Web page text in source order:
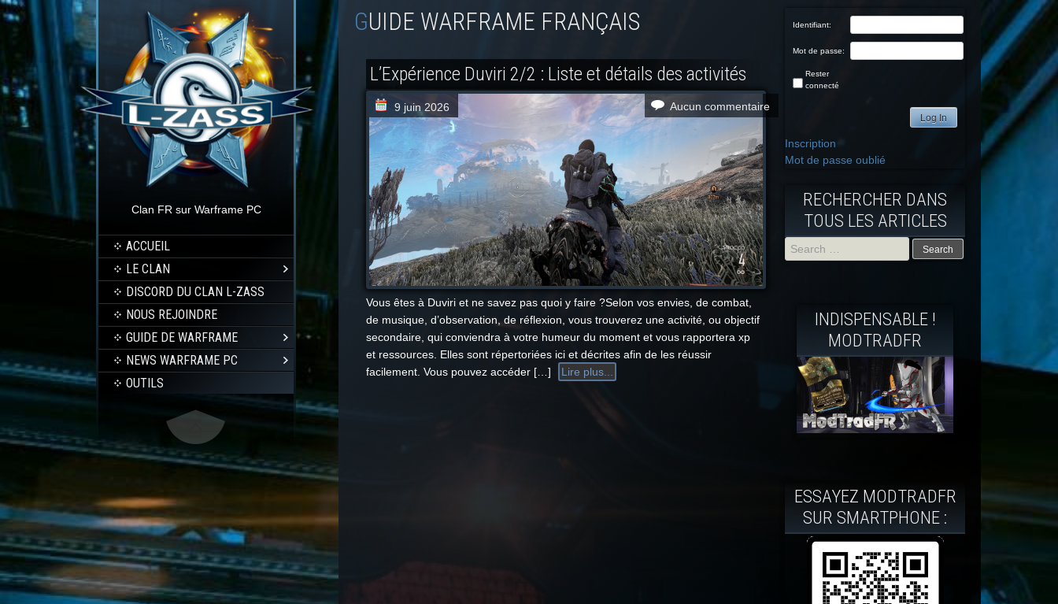
Clan FR sur Warframe PC
ACCUEIL
LE CLAN
DISCORD DU CLAN L-ZASS
NOUS REJOINDRE
GUIDE DE WARFRAME
NEWS WARFRAME PC
OUTILS
GUIDE WARFRAME FRANÇAIS
L’Expérience Duviri 2/2 : Liste et détails des activités
9 juin 2026 Aucun commentaire
Vous êtes à Duviri et ne savez pas quoi y faire ?Selon vos envies, de combat,
de musique, d’observation, de réflexion, vous trouverez une activité, ou objectif
secondaire, qui conviendra à votre humeur du moment et vous rapportera xp
et ressources. Elles sont répertoriées ici et décrites afin de les réussir
facilement. Vous pouvez accéder […]
Lire plus...
Identifiant:
Mot de passe:
Rester
connecté
Log In
Inscription
Mot de passe oublié
RECHERCHER DANS
TOUS LES ARTICLES
INDISPENSABLE !
MODTRADFR
ESSAYEZ MODTRADFR
SUR SMARTPHONE :